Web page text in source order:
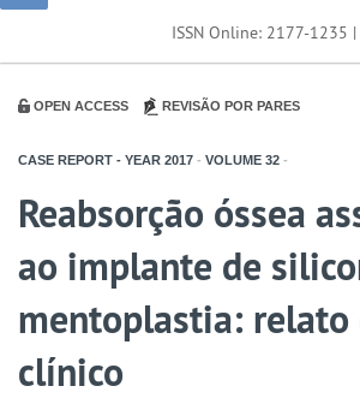
ISSN Online: 2177-1235
OPEN ACCESS REVISÃO POR PARES
CASE REPORT - YEAR 2017 - VOLUME 32 -
Reabsorção óssea
ao implante de
mentoplastia: relato
clínico